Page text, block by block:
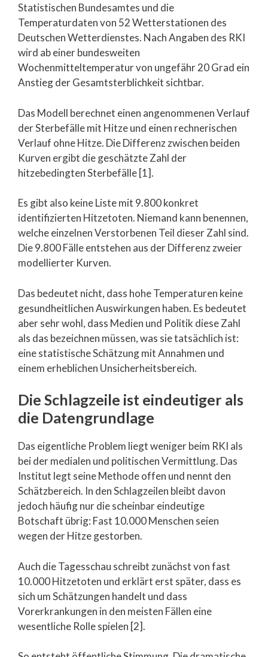
Statistischen Bundesamtes und die
Temperaturdaten von 52 Wetterstationen des
Deutschen Wetterdienstes. Nach Angaben des RKI
wird ab einer bundesweiten
Wochenmitteltemperatur von ungefähr 20 Grad ein
Anstieg der Gesamtsterblichkeit sichtbar.
Das Modell berechnet einen angenommenen Verlauf
der Sterbefälle mit Hitze und einen rechnerischen
Verlauf ohne Hitze. Die Differenz zwischen beiden
Kurven ergibt die geschätzte Zahl der
hitzebedingten Sterbefälle [1].
Es gibt also keine Liste mit 9.800 konkret
identifizierten Hitzetoten. Niemand kann benennen,
welche einzelnen Verstorbenen Teil dieser Zahl sind.
Die 9.800 Fälle entstehen aus der Differenz zweier
modellierter Kurven.
Das bedeutet nicht, dass hohe Temperaturen keine
gesundheitlichen Auswirkungen haben. Es bedeutet
aber sehr wohl, dass Medien und Politik diese Zahl
als das bezeichnen müssen, was sie tatsächlich ist:
eine statistische Schätzung mit Annahmen und
einem erheblichen Unsicherheitsbereich.
Die Schlagzeile ist eindeutiger als
die Datengrundlage
Das eigentliche Problem liegt weniger beim RKI als
bei der medialen und politischen Vermittlung. Das
Institut legt seine Methode offen und nennt den
Schätzbereich. In den Schlagzeilen bleibt davon
jedoch häufig nur die scheinbar eindeutige
Botschaft übrig: Fast 10.000 Menschen seien
wegen der Hitze gestorben.
Auch die Tagesschau schreibt zunächst von fast
10.000 Hitzetoten und erklärt erst später, dass es
sich um Schätzungen handelt und dass
Vorerkrankungen in den meisten Fällen eine
wesentliche Rolle spielen [2].